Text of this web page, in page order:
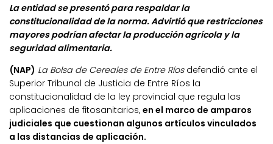
La entidad se presentó para respaldar la
constitucionalidad de la norma. Advirtió que restricciones
mayores podrían afectar la producción agrícola y la
seguridad alimentaria.
(NAP) La Bolsa de Cereales de Entre Ríosdefendió ante el
Superior Tribunal de Justicia de Entre Ríos la
constitucionalidad de la ley provincial que regula las
aplicaciones de fitosanitarios, en el marco de amparos
judiciales que cuestionan algunos artículos vinculados
a las distancias de aplicación.